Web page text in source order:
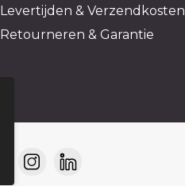
Levertijden & Verzendkosten
Retourneren & Garantie